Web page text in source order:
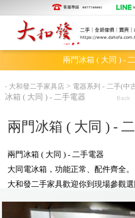
客服專線 0977749005 id
兩門冰箱 ( 大同 ) -
‧ 大和發二手家具店 > 電器系列 - 二手(中
冰箱 ( 大同 ) - 二手電器
兩門冰箱 ( 大同 ) -
兩門冰箱 ( 大同 ) - 二手電器
大同電冰箱，功能正常、配件齊全。
大和發二手家具歡迎你到現場參觀選